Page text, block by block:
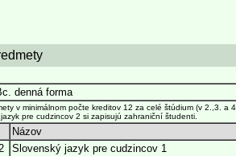
denná forma
v minimálnom počte kreditov 12 za celé štúdium (v 2.,3.
pre cudzincov 2 si zapisujú zahraniční študenti.
Názov
Slovenský jazyk pre cudzincov 1